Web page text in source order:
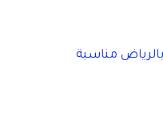
بالرياض مناسبة